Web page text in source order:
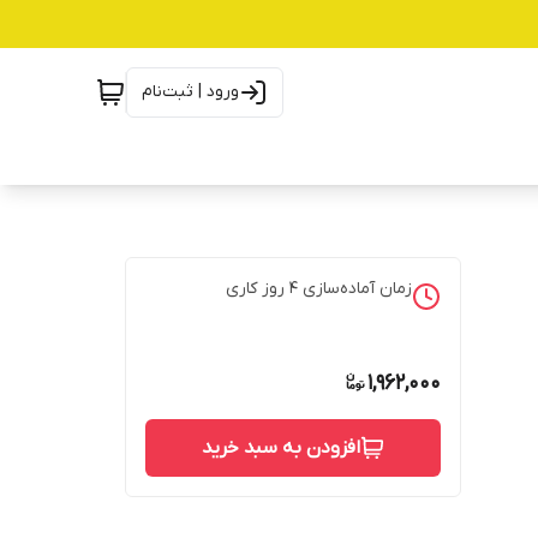
ورود | ثبت‌نام
زمان آماده‌سازی 4 روز کاری
1,962,000
افزودن به سبد خرید